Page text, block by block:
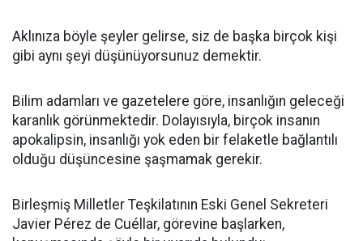
Aklınıza böyle şeyler gelirse, siz de başka birçok kişi
gibi aynı şeyi düşünüyorsunuz demektir.
Bilim adamları ve gazetelere göre, insanlığın geleceği
karanlık görünmektedir. Dolayısıyla, birçok insanın
apokalipsin, insanlığı yok eden bir felaketle bağlantılı
olduğu düşüncesine şaşmamak gerekir.
Birleşmiş Milletler Teşkilatının Eski Genel Sekreteri
Javier Pérez de Cuéllar, görevine başlarken,